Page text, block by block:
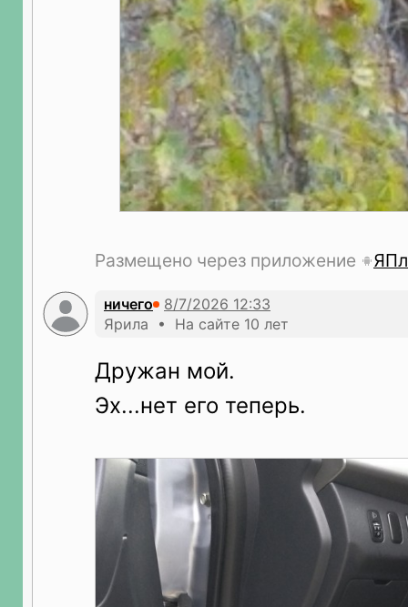
Размещено через приложение
ничего
Ярила • На сайте 10 лет
Дружан мой.
Эх...нет его теперь.